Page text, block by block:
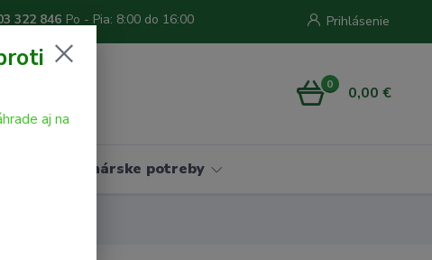
Prihlásenie
322 846 Po - Pia: 8:00 do 16:00
0 0,00 €
Vinárske potreby
aj na